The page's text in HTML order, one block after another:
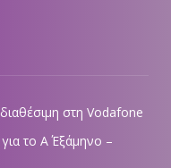
στη Vodafone
το Α΄ Εξάμηνο –